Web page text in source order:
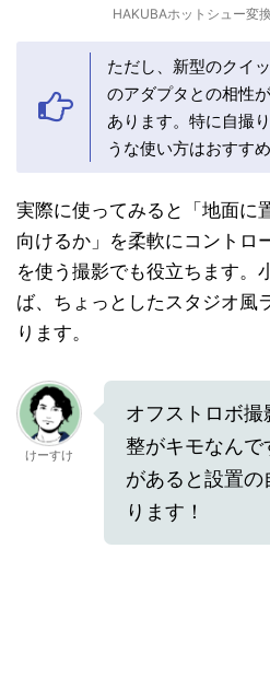
HAKUBAホットシュー変
ただし、新型のクイ
のアダプタとの相性
あります。特に自撮
うな使い方はおすす
実際に使ってみると「地面に
向けるか」を柔軟にコントロ
を使う撮影でも役立ちます。
ば、ちょっとしたスタジオ風
ります。
けーすけ
オフストロボ
整がキモなん
があると設置
ります！